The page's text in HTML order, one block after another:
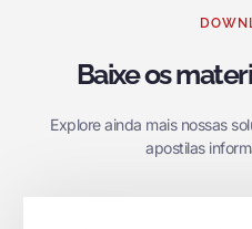
Baixe os
Explore ainda mais nossas
apostilas